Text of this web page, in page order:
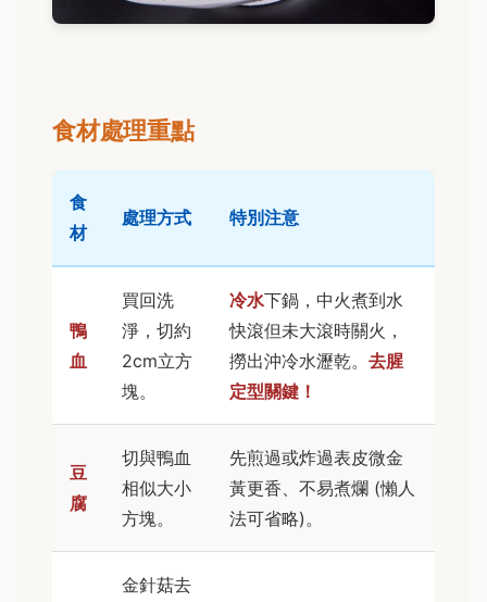
食材處理重點
食
材
處理方式 特別注意
鴨
血
買回洗
淨，切約
2cm立方
塊。
冷水下鍋，中火煮到水
快滾但未大滾時關火，
撈出沖冷水瀝乾。 去腥
定型關鍵！
豆
腐
切與鴨血
相似大小
方塊。
先煎過或炸過表皮微金
黃更香、不易煮爛 (懶人
法可省略)。
金針菇去